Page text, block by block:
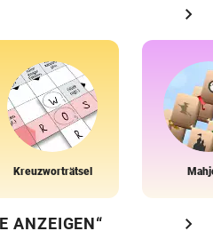
chevron_right
Kreuzworträtsel
ANZEIGEN“ chevron_right